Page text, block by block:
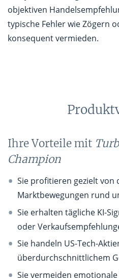
objektiven
typische Fehler wie Zögern
konsequent vermieden.
Ihre Vorteile mit
Champion
Sie profitieren gezielt von
Marktbewegungen rund
Sie erhalten tägliche KI-
oder
Sie handeln US-Tech-
überdurchschnittlichem
Sie vermeiden